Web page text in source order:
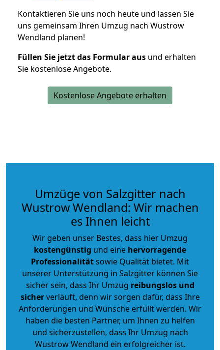
Kontaktieren Sie uns noch heute und lassen Sie
uns gemeinsam Ihren Umzug nach Wustrow
Wendland planen!
Füllen Sie jetzt das Formular aus und erhalten
Sie kostenlose Angebote.
Kostenlose Angebote erhalten
Umzüge von Salzgitter nach
Wustrow Wendland: Wir machen
es Ihnen leicht
Wir geben unser Bestes, dass hier Umzug
kostengünstig und eine hervorragende
Professionalitätsowie Qualität bietet. Mit
unserer Unterstützung in Salzgitter können Sie
sicher sein, dass Ihr Umzug reibungslos und
sicherverläuft, denn wir sorgen dafür, dass Ihre
Anforderungen und Wünsche erfüllt werden. Wir
haben die besten Partner, um Ihnen zu helfen
und sicherzustellen, dass Ihr Umzug nach
Wustrow Wendland ein erfolgreicher ist.